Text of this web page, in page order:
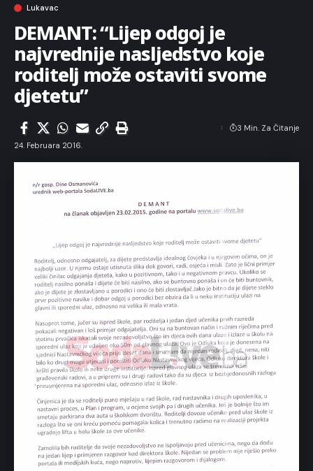
Lukavac
DEMANT: “Lijep odgoj je
najvrednije nasljedstvo koje
roditelj može ostaviti svome
djetetu”
24. Februara 2016.
3 Min. Za Čitanje